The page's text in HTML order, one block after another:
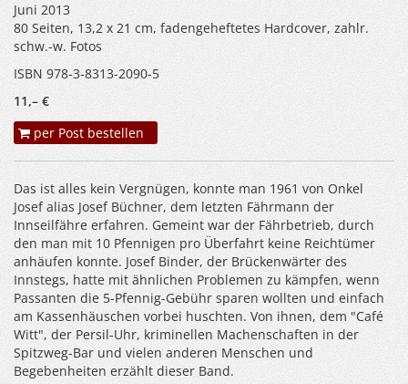
Juni 2013
80 Seiten, 13,2 x 21 cm, fadengeheftetes Hardcover, zahlr.
schw.-w. Fotos
ISBN 978-3-8313-2090-5
11,– €
per Post bestellen
Das ist alles kein Vergnügen, konnte man 1961 von Onkel
Josef alias Josef Büchner, dem letzten Fährmann der
Innseilfähre erfahren. Gemeint war der Fährbetrieb, durch
den man mit 10 Pfennigen pro Überfahrt keine Reichtümer
anhäufen konnte. Josef Binder, der Brückenwärter des
Innstegs, hatte mit ähnlichen Problemen zu kämpfen, wenn
Passanten die 5-Pfennig-Gebühr sparen wollten und einfach
am Kassenhäuschen vorbei huschten. Von ihnen, dem "Café
Witt", der Persil-Uhr, kriminellen Machenschaften in der
Spitzweg-Bar und vielen anderen Menschen und
Begebenheiten erzählt dieser Band.